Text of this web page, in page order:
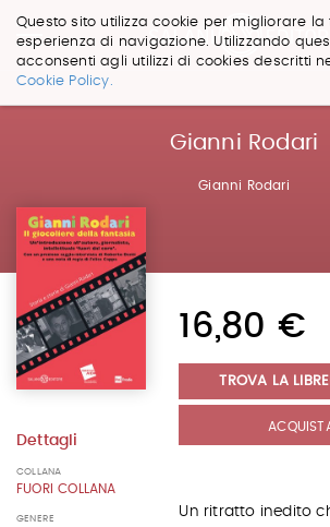
Questo sito utilizza cookie per migliorare la
esperienza di navigazione. Utilizzando
acconsenti agli utilizzi di cookies descritti
Cookie Policy.
Salta
Gianni Rodari
Gianni Rodari
Dettagli
COLLANA
FUORI COLLANA
GENERE
16,80 €
TROVA LA
Un ritratto inedito